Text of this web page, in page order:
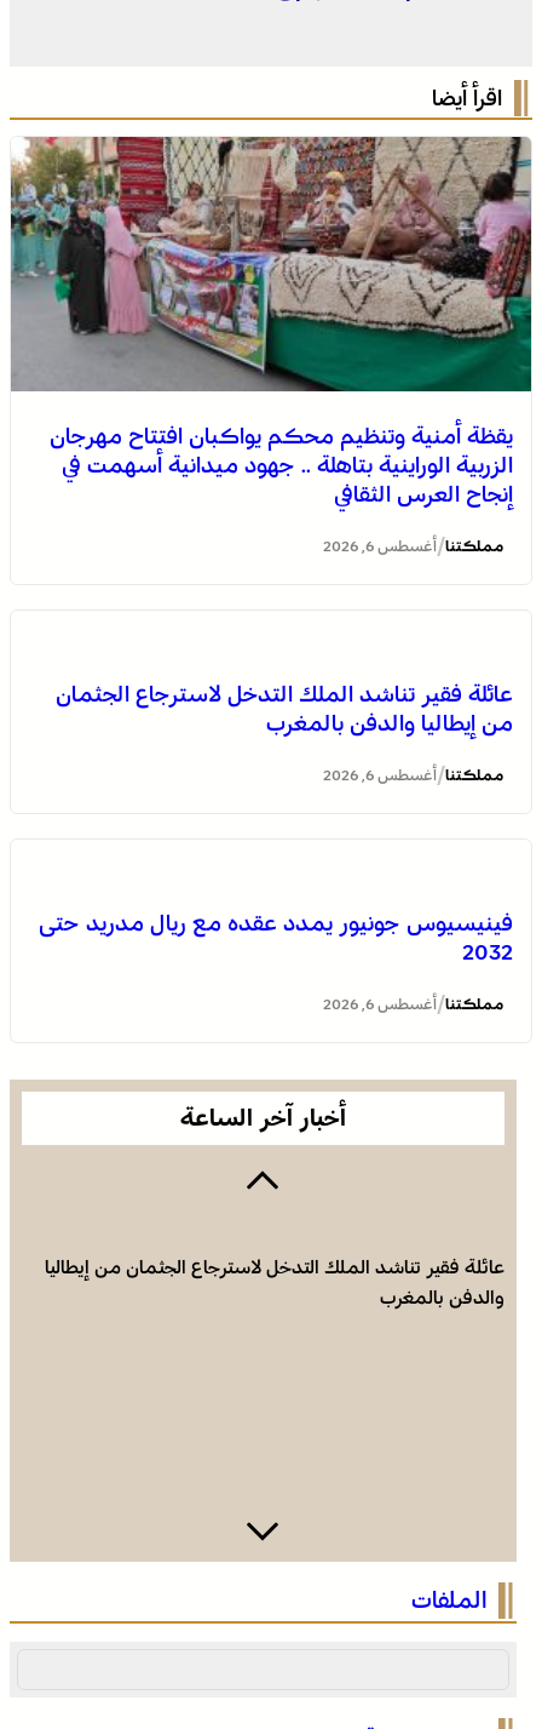
اقرأ أيضا
يقظة أمنية وتنظيم محكم يواكبان افتتاح مهرجان
الزربية الوراينية بتاهلة .. جهود ميدانية أسهمت في
إنجاح العرس الثقافي
مملكتنا/ أغسطس 6, 2026
عائلة فقير تناشد الملك التدخل لاسترجاع الجثمان
من إيطاليا والدفن بالمغرب
مملكتنا/ أغسطس 6, 2026
فينيسيوس جونيور يمدد عقده مع ريال مدريد حتى
2032
مملكتنا/ أغسطس 6, 2026
أخبار آخر الساعة
يقظة أمنية وتنظيم محكم يواكبان افتتاح مهرجان الزربية
الثقافي
عائلة فقير تناشد الملك التدخل لاسترجاع الجثمان من إيطاليا
والدفن بالمغرب
فينيسيوس جونيور يمدد عقده مع ريال مدريد حتى 2032
الملفات